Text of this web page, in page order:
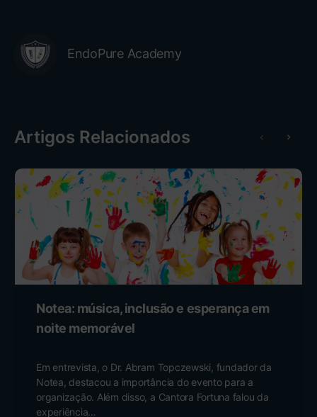
EndoPure Academy
Artigos Relacionados
Notea: música, inclusão e esperança em
noite memorável
Em entrevista, o Dr. Abram Topczewski, fundador da
Notea, destacou a importância do evento para a
organização. Além disso, a Cantora Fortuna falou da
experiência…